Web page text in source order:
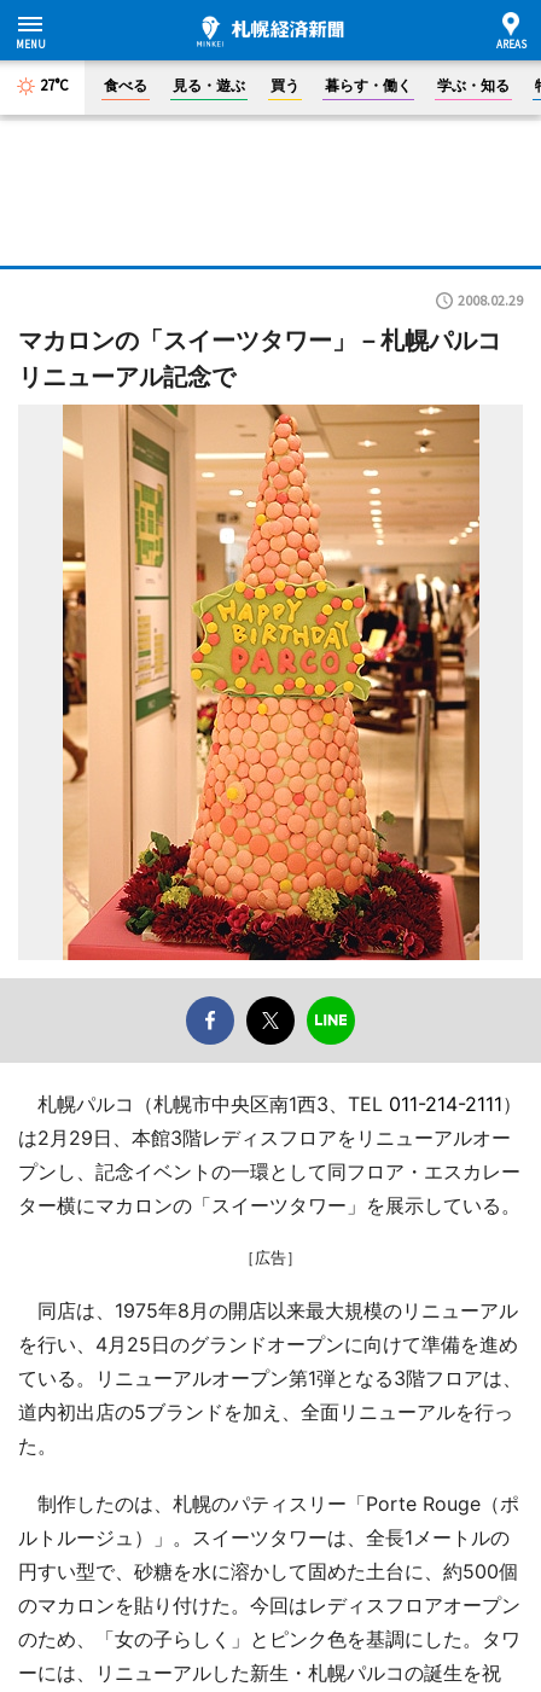
27°C 食べる 見る・遊ぶ 買う 暮らす・働く 学ぶ・知る
2008.02.29
マカロンの「スイーツタワー」－札幌パルコ
リニューアル記念で
札幌パルコ（札幌市中央区南1西3、TEL 011-214-2111）
は2月29日、本館3階レディスフロアをリニューアルオー
プンし、記念イベントの一環として同フロア・エスカレー
ター横にマカロンの「スイーツタワー」を展示している。
［広告］
同店は、1975年8月の開店以来最大規模のリニューアル
を行い、4月25日のグランドオープンに向けて準備を進め
ている。リニューアルオープン第1弾となる3階フロアは、
道内初出店の5ブランドを加え、全面リニューアルを行っ
た。
制作したのは、札幌のパティスリー「Porte Rouge（ポ
ルトルージュ）」。スイーツタワーは、全長1メートルの
円すい型で、砂糖を水に溶かして固めた土台に、約500個
のマカロンを貼り付けた。今回はレディスフロアオープン
のため、「女の子らしく」とピンク色を基調にした。タワ
ーには、リニューアルした新生・札幌パルコの誕生を祝